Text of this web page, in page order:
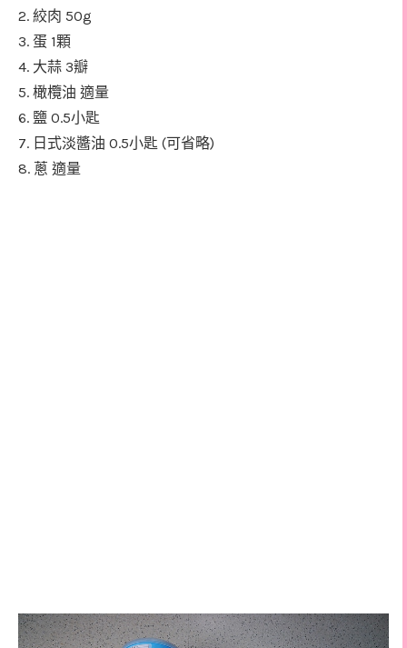
2. 絞肉 50g
3. 蛋 1顆
4. 大蒜 3瓣
5. 橄欖油 適量
6. 鹽 0.5小匙
7. 日式淡醬油 0.5小匙 (可省略)
8. 蔥 適量